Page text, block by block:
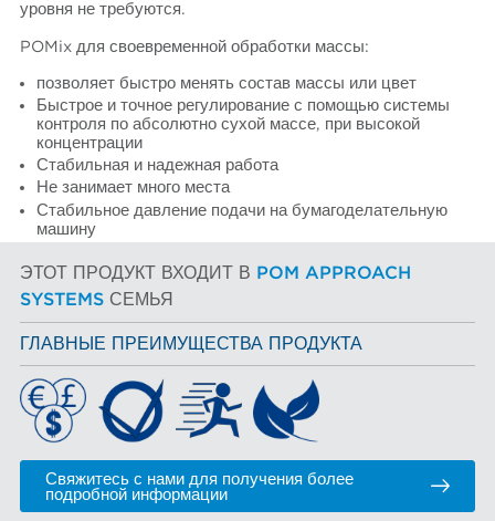
уровня не требуются.
POMix для своевременной обработки массы:
позволяет быстро менять состав массы или цвет
Быстрое и точное регулирование с помощью системы
контроля по абсолютно сухой массе, при высокой
концентрации
Стабильная и надежная работа
Не занимает много места
Стабильное давление подачи на бумагоделательную
машину
ЭТОТ ПРОДУКТ ВХОДИТ В POM APPROACH
SYSTEMS СЕМЬЯ
ГЛАВНЫЕ ПРЕИМУЩЕСТВА ПРОДУКТА
Свяжитесь с нами для получения более
подробной информации